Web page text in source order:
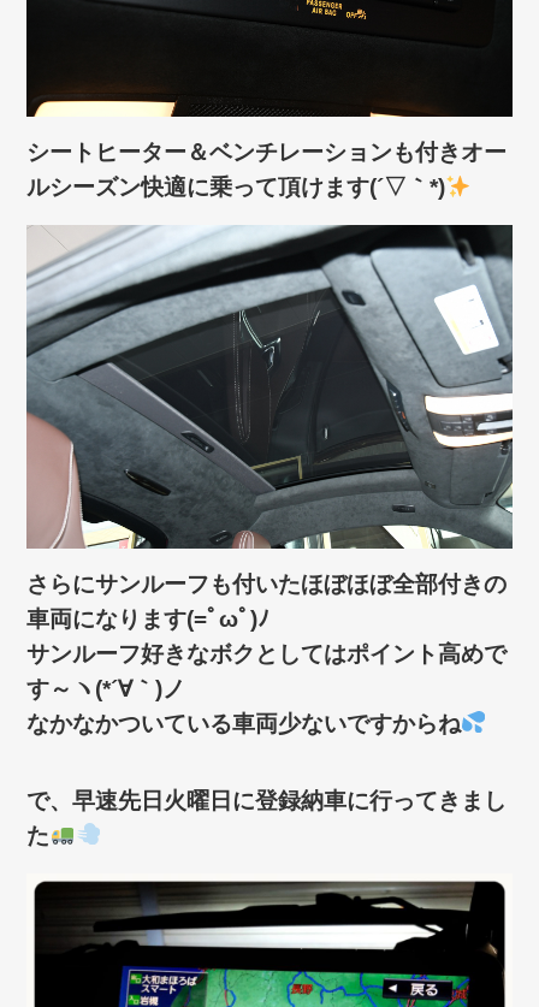
シートヒーター＆ベンチレーションも付きオー
ルシーズン快適に乗って頂けます(´▽｀*)
さらにサンルーフも付いたほぼほぼ全部付きの
車両になります(=ﾟωﾟ)ﾉ
サンルーフ好きなボクとしてはポイント高めで
す～ヽ(*´∀｀)ノ
なかなかついている車両少ないですからね
で、早速先日火曜日に登録納車に行ってきまし
た